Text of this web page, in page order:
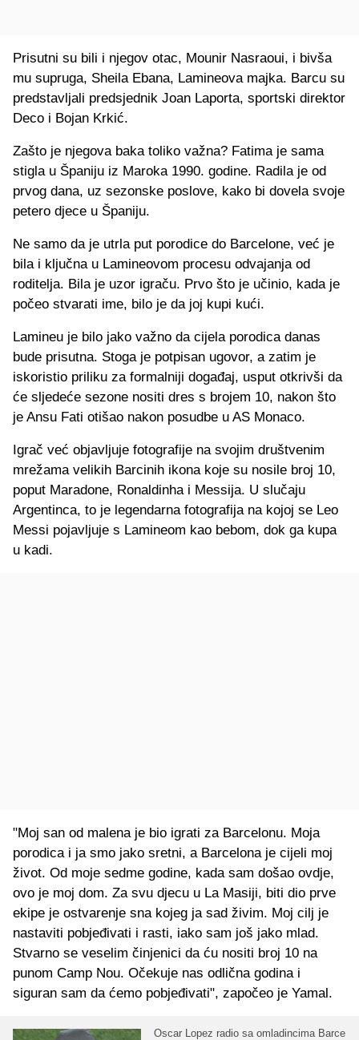
Prisutni su bili i njegov otac, Mounir Nasraoui, i bivša
mu supruga, Sheila Ebana, Lamineova majka. Barcu su
predstavljali predsjednik Joan Laporta, sportski direktor
Deco i Bojan Krkić.
Zašto je njegova baka toliko važna? Fatima je sama
stigla u Španiju iz Maroka 1990. godine. Radila je od
prvog dana, uz sezonske poslove, kako bi dovela svoje
petero djece u Španiju.
Ne samo da je utrla put porodice do Barcelone, već je
bila i ključna u Lamineovom procesu odvajanja od
roditelja. Bila je uzor igraču. Prvo što je učinio, kada je
počeo stvarati ime, bilo je da joj kupi kući.
Lamineu je bilo jako važno da cijela porodica danas
bude prisutna. Stoga je potpisan ugovor, a zatim je
iskoristio priliku za formalniji događaj, usput otkrivši da
će sljedeće sezone nositi dres s brojem 10, nakon što
je Ansu Fati otišao nakon posudbe u AS Monaco.
Igrač već objavljuje fotografije na svojim društvenim
mrežama velikih Barcinih ikona koje su nosile broj 10,
poput Maradone, Ronaldinha i Messija. U slučaju
Argentinca, to je legendarna fotografija na kojoj se Leo
Messi pojavljuje s Lamineom kao bebom, dok ga kupa
u kadi.
"Moj san od malena je bio igrati za Barcelonu. Moja
porodica i ja smo jako sretni, a Barcelona je cijeli moj
život. Od moje sedme godine, kada sam došao ovdje,
ovo je moj dom. Za svu djecu u La Masiji, biti dio prve
ekipe je ostvarenje sna kojeg ja sad živim. Moj cilj je
nastaviti pobjeđivati i rasti, iako sam još jako mlad.
Stvarno se veselim činjenici da ću nositi broj 10 na
punom Camp Nou. Očekuje nas odlična godina i
siguran sam da ćemo pobjeđivati", započeo je Yamal.
Oscar Lopez radio sa omladincima Barce